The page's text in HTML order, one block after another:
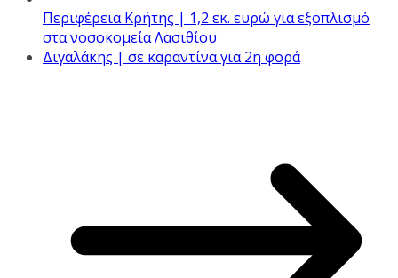
Περιφέρεια Κρήτης | 1,2 εκ. ευρώ για εξοπλισμό
στα νοσοκομεία Λασιθίου
Διγαλάκης | σε καραντίνα για 2η φορά